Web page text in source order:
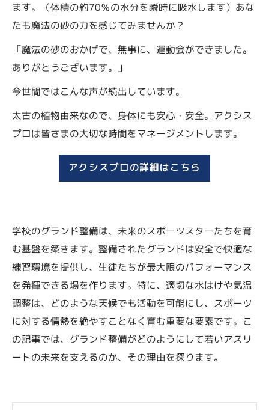
ます。（体積の約70％の水分を瞬時に吸水します）あな
たも魔法の砂の力を感じてみませんか？
「魔法の砂のおかげで、無事に、運動会ができました。
ありがとうございます。」
今世間ではこんな声が続出しています。
太古の植物由来なので、身体にも安心・安全。アクシス
プロは皆さまの大切な時間をマネージメントします。
アクシスプロの詳細はこちら
学校のグランド整備は、未来のスポーツスターたちを育
む基盤を築きます。整備されたグランドは安全で快適な
練習環境を提供し、生徒たちが最大限のパフォーマンス
を発揮できる場を作ります。特に、適切な水はけや気温
調整は、どのような天候でも活動を可能にし、スポーツ
に対する情熱を絶やすことなく育む重要な要素です。こ
の記事では、グランド整備がどのようにして若いアスリ
ートの未来を支えるのか、その理由を探ります。